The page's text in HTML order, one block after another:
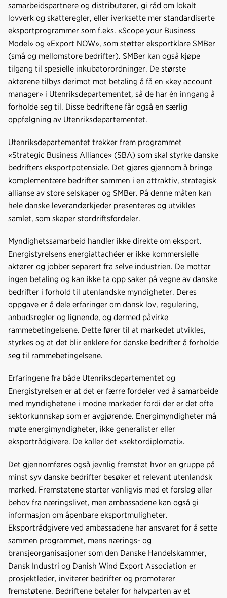
samarbeidspartnere og distributører, gi råd om lokalt
lovverk og skatteregler, eller iverksette mer standardiserte
eksportprogrammer som f.eks. «Scope your Business
Model» og «Export NOW», som støtter eksportklare SMBer
(små og mellomstore bedrifter). SMBer kan også kjøpe
tilgang til spesielle inkubatorordninger. De største
aktørene tilbys derimot mot betaling å få en «key account
manager» i Utenriksdepartementet, så de har én inngang å
forholde seg til. Disse bedriftene får også en særlig
oppfølgning av Utenriksdepartementet.
Utenriksdepartementet trekker frem programmet
«Strategic Business Alliance» (SBA) som skal styrke danske
bedrifters eksportpotensiale. Det gjøres gjennom å bringe
komplementære bedrifter sammen i en attraktiv, strategisk
allianse av store selskaper og SMBer. På denne måten kan
hele danske leverandørkjeder presenteres og utvikles
samlet, som skaper stordriftsfordeler.
Myndighetssamarbeid handler ikke direkte om eksport.
Energistyrelsens energiattachéer er ikke kommersielle
aktører og jobber separert fra selve industrien. De mottar
ingen betaling og kan ikke ta opp saker på vegne av danske
bedrifter i forhold til utenlandske myndigheter. Deres
oppgave er å dele erfaringer om dansk lov, regulering,
anbudsregler og lignende, og dermed påvirke
rammebetingelsene. Dette fører til at markedet utvikles,
styrkes og at det blir enklere for danske bedrifter å forholde
seg til rammebetingelsene.
Erfaringene fra både Utenriksdepartementet og
Energistyrelsen er at det er færre fordeler ved å samarbeide
med myndighetene i modne markeder fordi der er det ofte
sektorkunnskap som er avgjørende. Energimyndigheter må
møte energimyndigheter, ikke generalister eller
eksportrådgivere. De kaller det «sektordiplomati».
Det gjennomføres også jevnlig fremstøt hvor en gruppe på
minst syv danske bedrifter besøker et relevant utenlandsk
marked. Fremstøtene starter vanligvis med et forslag eller
behov fra næringslivet, men ambassadene kan også gi
informasjon om åpenbare eksportmuligheter.
Eksportrådgivere ved ambassadene har ansvaret for å sette
sammen programmet, mens nærings- og
bransjeorganisasjoner som den Danske Handelskammer,
Dansk Industri og Danish Wind Export Association er
prosjektleder, inviterer bedrifter og promoterer
fremstøtene. Bedriftene betaler for halvparten av et